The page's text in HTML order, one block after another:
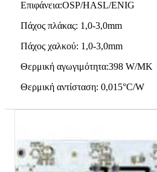
Επιφάνεια:OSP/HASL/ENIG
Πάχος πλάκας: 1,0-3,0mm
Πάχος χαλκού: 1,0-3,0mm
Θερμική αγωγιμότητα:398 W/MK
Θερμική αντίσταση: 0,015°C/W